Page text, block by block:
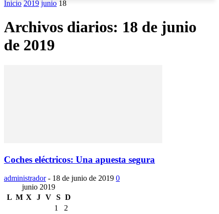
Inicio 2019 junio 18
Archivos diarios: 18 de junio
de 2019
Coches eléctricos: Una apuesta segura
administrador - 18 de junio de 2019 0
junio 2019
L M X J V S D
1
2